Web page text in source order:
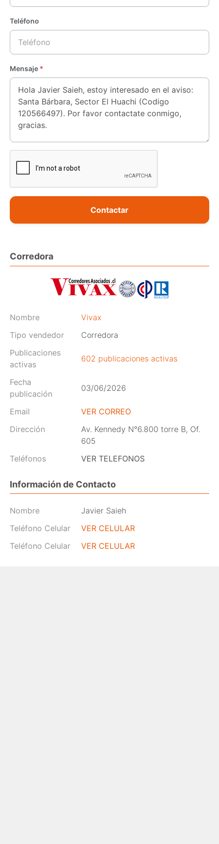
de 2.400 lts y fosa séptica independiente.
Acceso con portón eléctrico.
Dentro de un hermoso entorno natural. Más de 4.000 metros
de bosque nativo, con ejemplares de quillayes, arrayanes,
bosque cordillerano de esta zona.
A pocos kilómetros de: Cervecería Huequecura, puente
colgante Huequecura, mirador Huequecura y embalse
Angostura; Museo Pewenche de Alto Bío-Bío, mirador lago
central Pangue, santuario Sor Teresa Aguas Blancas.
Estamos atentos a tus dudas o a agendar tu visita.
Teléfono
Mensaje *
Contactar
Corredora
Nombre
Vivax
Tipo vendedor
Corredora
Publicaciones
activas
602 publicaciones activas
Fecha
publicación
03/06/2026
Email
VER CORREO
Dirección
Av. Kennedy N°6.800 torre B, Of.
605
Teléfonos
VER TELEFONOS
Información de Contacto
Nombre
Javier Saieh
Teléfono Celular
VER CELULAR
Teléfono Celular
VER CELULAR